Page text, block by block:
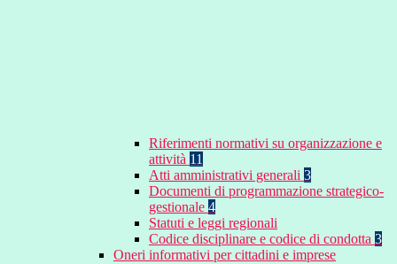
Riferimenti normativi su organizzazione e
attività 11
Atti amministrativi generali 3
Documenti di programmazione strategico-
gestionale 4
Statuti e leggi regionali
Codice disciplinare e codice di condotta 3
Oneri informativi per cittadini e imprese